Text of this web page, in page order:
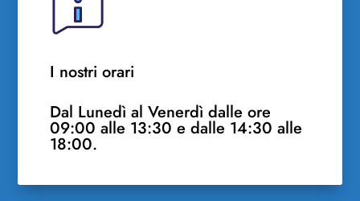
I nostri orari
Dal Lunedì al Venerdì dalle ore
09:00 alle 13:30 e dalle 14:30 alle
18:00.